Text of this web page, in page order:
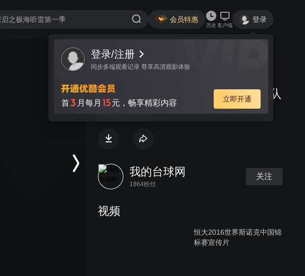
会员特惠
历史 客户端
登录
登录/注册
同步多端观看记录 尊享高清观影体验
首3 月每月 15元，畅享精彩内容 立即开通
视频 讨论
台球团体锦标赛--日本VS菲律宾队
点球决胜
我的台球网
1864粉丝
关注
视频
恒大2016世界斯诺克中国锦
标赛宣传片